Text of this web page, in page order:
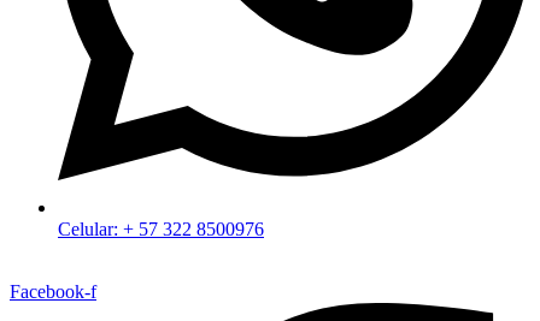
Celular: + 57 322 8500976
Facebook-f